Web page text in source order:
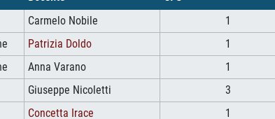
Carmelo Nobile
1
Patrizia Doldo
1
Anna Varano
1
Giuseppe Nicoletti
3
Concetta Irace 1